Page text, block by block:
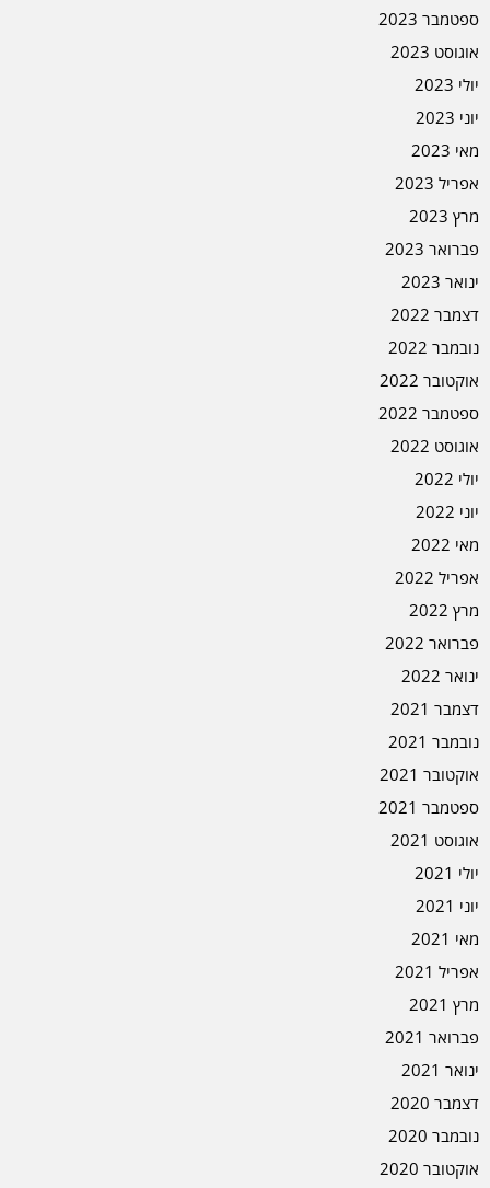
ספטמבר 2023
אוגוסט 2023
יולי 2023
יוני 2023
מאי 2023
אפריל 2023
מרץ 2023
פברואר 2023
ינואר 2023
דצמבר 2022
נובמבר 2022
אוקטובר 2022
ספטמבר 2022
אוגוסט 2022
יולי 2022
יוני 2022
מאי 2022
אפריל 2022
מרץ 2022
פברואר 2022
ינואר 2022
דצמבר 2021
נובמבר 2021
אוקטובר 2021
ספטמבר 2021
אוגוסט 2021
יולי 2021
יוני 2021
מאי 2021
אפריל 2021
מרץ 2021
פברואר 2021
ינואר 2021
דצמבר 2020
נובמבר 2020
אוקטובר 2020